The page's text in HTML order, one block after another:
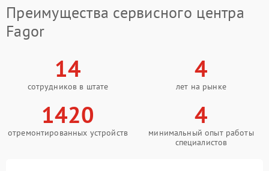
Преимущества сервисного центра
Fagor
14
сотрудников в штате
4
лет на рынке
1420
отремонтированных устройств
4
минимальный опыт работы
специалистов